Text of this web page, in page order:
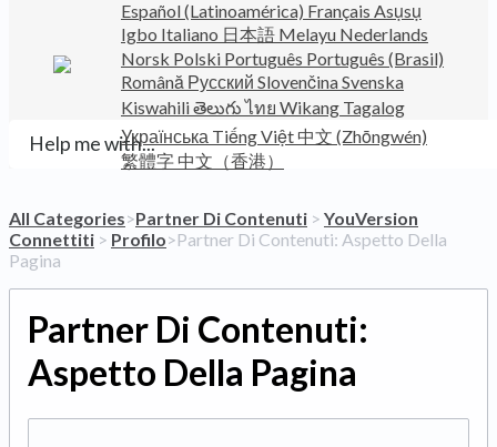
Español (Latinoamérica) Français Asụsụ
Igbo Italiano 日本語 Melayu Nederlands
Norsk Polski Português Português (Brasil)
Română Русский SlovenčinaSvenska
Kiswahiliతెలుగుไทย Wikang Tagalog
Українська Tiếng Việt 中文 (Zhōngwén)
繁體字 中文（香港）
All Categories​>​​Partner Di Contenuti ​ > ​ ​YouVersion
Connettiti ​ > ​ ​Profilo​>​ Partner Di Contenuti: Aspetto Della
Pagina
Partner Di Contenuti:
Aspetto Della Pagina